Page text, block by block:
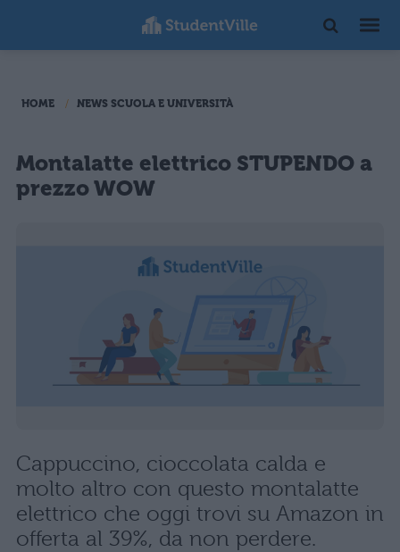
HOME NEWS SCUOLA E UNIVERSITÀ
Montalatte elettrico STUPENDO a
prezzo WOW
Cappuccino, cioccolata calda e
molto altro con questo montalatte
elettrico che oggi trovi su Amazon in
offerta al 39%, da non perdere.